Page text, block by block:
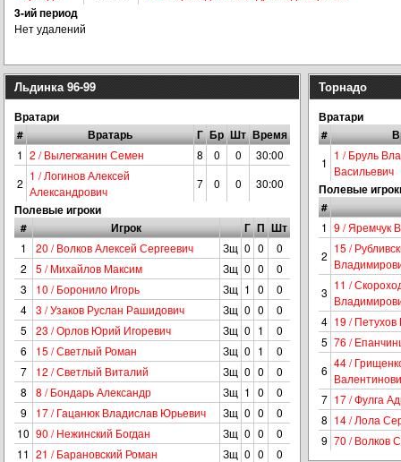
3-ий период
Нет удалений
Льдинка 96-99
Вратари
#
Вратарь Г Бр Шт Время
1 2 / Вылегжанин Семен 8 0 0
30:00
2
1 / Логинов Алексей
Александрович
7 0 0 30:00
Полевые игроки
#
Игрок Г П Шт
1 20 / Волков Алексей Сергеевич Зщ 0 0
0
2
5 / Михайлов Максим Зщ 0 0
0
3
10 / Боронило Игорь Зщ 1 0
0
4
3 / Узаков Руслан Рашидович Зщ 0 0
0
5
23 / Орлов Юрий Игоревич Зщ 0 1
0
6
15 / Светлый Роман Зщ 0 1
0
7
12 / Светлый Виталий Зщ 0 0
0
8
8 / Бондарь Александр Зщ 1 0
0
9
17 / Гацанюк Владислав Юрьевич Зщ 0 0
0
10 90 / Нежинский Богдан Зщ 0 0
0
11 21 / Барановский Роман Зщ 0 0
0
Торнадо
Вратари
#
1
1 / Бруль
Васильевич
Полевые
#
1 9 / Яремчук
2
15 /
3
11 /
4 19 /
5 76 /
6
44 /
7 17 / Фулга
8 14 / Лола
9 70 / Волков